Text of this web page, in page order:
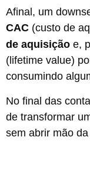
Afinal, um
CAC (custo de
de aquisição e,
(lifetime value)
consumindo
No final das
de transformar
sem abrir mão